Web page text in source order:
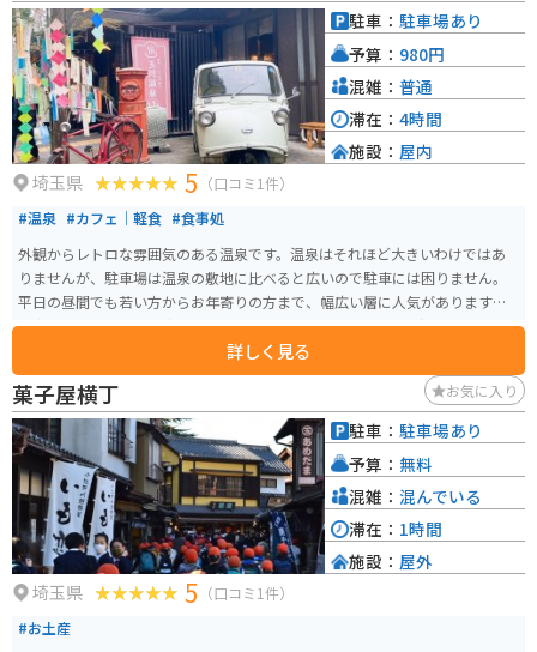
高く、涼を求める観光客で賑わいます。
埼玉県 5 （口コミ1件）
#温泉 #カフェ｜軽食 #食事処
外観からレトロな雰囲気のある温泉です。温泉はそれほど大きいわけではあ
りませんが、駐車場は温泉の敷地に比べると広いので駐車には困りません。
平日の昼間でも若い方からお年寄りの方まで、幅広い層に人気があります。
食事は、がっつり系の定食がメインです。メロンソーダが玉川温泉のレトロ
詳しく見る
駐車： 駐車場あり
予算： 980円
混雑： 普通
滞在： 4時間
施設： 屋内
菓子屋横丁 お気に入り
埼玉県 5 （口コミ1件）
#お土産
駐車： 駐車場あり
予算： 無料
混雑： 混んでいる
滞在： 1時間
施設： 屋外